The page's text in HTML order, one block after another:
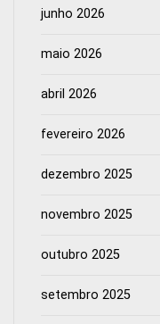
junho 2026
maio 2026
abril 2026
fevereiro 2026
dezembro 2025
novembro 2025
outubro 2025
setembro 2025